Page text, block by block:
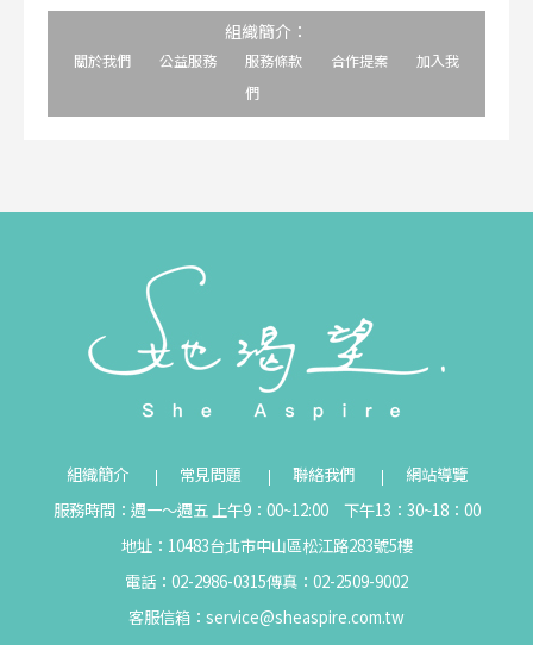
組織簡介：
關於我們 公益服務 服務條款 合作提案
加入我
們
組織簡介 常見問題 聯絡我們
網站導覽
服務時間：週一～週五 上午9：00~12:00 下午13：30~18：00
地址：10483台北市中山區松江路283號5樓
電話：02-2986-0315傳真：02-2509-9002
客服信箱： service@sheaspire.com.tw